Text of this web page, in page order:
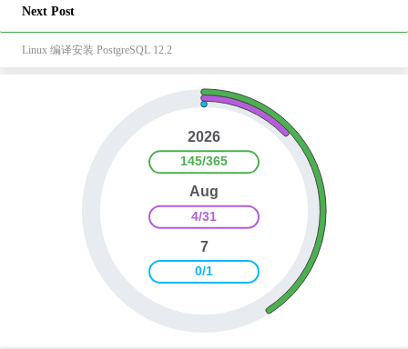
Next Post
Linux 编译安装 PostgreSQL 12.2